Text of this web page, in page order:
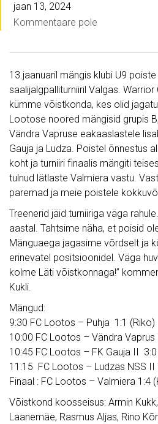
jaan 13, 2024
Kommentaare pole
13.jaanuaril mängis klubi U9
saalijalgpalliturniiril Valgas.
kümme võistkonda, kes olid
Lootose noored mängisid grupis
Vändra Vapruse eakaaslastele
Gauja ja Ludza. Poistel õnnestus
koht ja turniiri finaalis mängiti
tulnud lätlaste Valmiera vastu.
paremad ja meie poistele
Treenerid jäid turniiriga väga
aastal. Tahtsime näha, et poisid
Mänguaega jagasime võrdselt ja
erinevatel positsioonidel. Väga
kolme Läti võistkonnaga!”
Kukli.
Mängud:
9:30 FC Lootos – Puhja 1:1 (Riko)
10:00 FC Lootos – Vändra Vaprus
10:45 FC Lootos – FK Gauja II 3:0
11:15 FC Lootos – Ludzas NSS II
Finaal : FC Lootos – Valmiera 1:4
Võistkond koosseisus: Armin
Laanemäe, Rasmus Aljas, Rino